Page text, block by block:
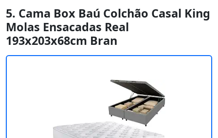
5. Cama Box Baú Colchão Casal King
Molas Ensacadas Real
193x203x68cm Bran